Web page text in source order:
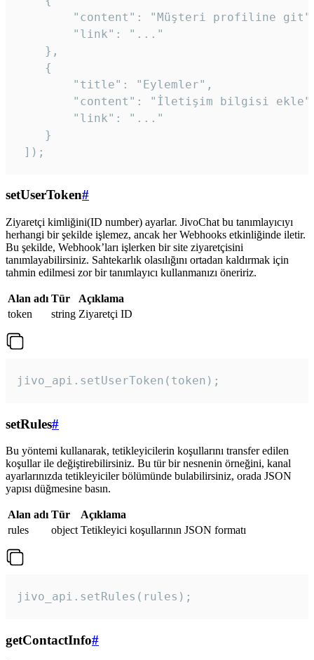
"content": "Müşteri profiline
        "link": "..."
    },
    {
        "title": "Eylemler",
"content": "İletişim bilgisi
        "link": "..."
    }
]);
setUserToken#
Ziyaretçi kimliğini(ID number) ayarlar. JivoChat bu tanımlayıcıyı
herhangi bir şekilde işlemez, ancak her Webhooks etkinliğinde iletir.
Bu şekilde, Webhook’ları işlerken bir site ziyaretçisini
tanımlayabilirsiniz. Sahtekarlık olasılığını ortadan kaldırmak için
tahmin edilmesi zor bir tanımlayıcı kullanmanızı öneririz.
Alan adı Tür
Açıklama
token
string Ziyaretçi ID
jivo_api.setUserToken(token);
setRules#
Bu yöntemi kullanarak, tetikleyicilerin koşullarını transfer edilen
koşullar ile değiştirebilirsiniz. Bu tür bir nesnenin örneğini, kanal
ayarlarınızda tetikleyiciler bölümünde bulabilirsiniz, orada JSON
yapısı düğmesine basın.
Alan adı Tür
Açıklama
rules
object Tetikleyici koşullarının JSON formatı
jivo_api.setRules(rules);
getContactInfo#